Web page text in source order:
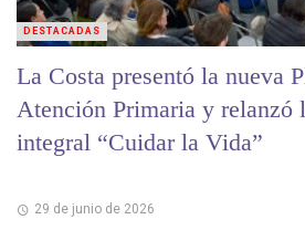
La Costa presentó la nueva
Atención Primaria y relanzó
integral “Cuidar la Vida”
29 de junio de 2026
DESTACADAS